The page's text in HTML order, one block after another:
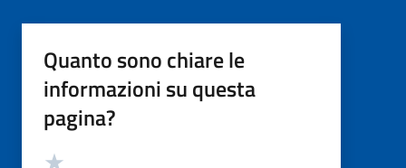
Quanto sono chiare le
informazioni su questa
pagina?
Valutazione